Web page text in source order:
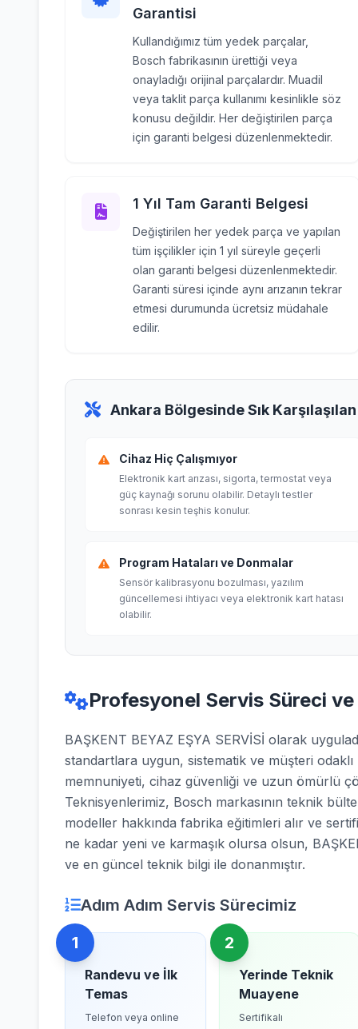
Garantisi
Kullandığımız tüm yedek parçalar,
Bosch fabrikasının ürettiği veya
onayladığı orijinal parçalardır. Muadil
veya taklit parça kullanımı kesinlikle söz
konusu değildir. Her değiştirilen parça
için garanti belgesi düzenlenmektedir.
1 Yıl Tam Garanti Belgesi
Değiştirilen her yedek parça ve yapılan
tüm işçilikler için 1 yıl süreyle geçerli
olan garanti belgesi düzenlenmektedir.
Garanti süresi içinde aynı arızanın tekrar
etmesi durumunda ücretsiz müdahale
edilir.
Ankara Bölgesinde Sık
Cihaz Hiç Çalışmıyor
Elektronik kart arızası, sigorta, termostat veya
güç kaynağı sorunu olabilir. Detaylı testler
sonrası kesin teşhis konulur.
Program Hataları ve Donmalar
Sensör kalibrasyonu bozulması, yazılım
güncellemesi ihtiyacı veya elektronik kart hatası
olabilir.
Profesyonel Servis Süreci ve
BAŞKENT BEYAZ EŞYA SERVİSİ olarak
standartlara uygun, sistematik ve müşteri
memnuniyeti, cihaz güvenliği ve uzun ömürlü
Teknisyenlerimiz, Bosch markasının teknik
modeller hakkında fabrika eğitimleri alır ve
ne kadar yeni ve karmaşık olursa olsun,
ve en güncel teknik bilgi ile donanmıştır.
Adım Adım Servis Sürecimiz
1
Randevu ve İlk
Temas
Telefon veya online
2
Yerinde Teknik
Muayene
Sertifikalı